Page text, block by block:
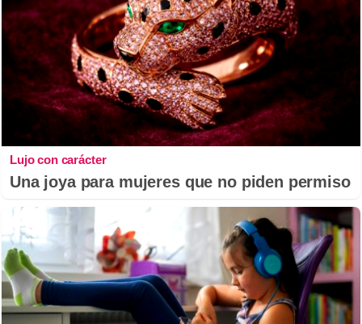
Lujo con carácter
Una joya para mujeres que no piden permiso